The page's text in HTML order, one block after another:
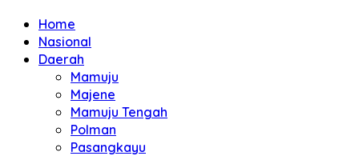
Home
Nasional
Daerah
Mamuju
Majene
Mamuju Tengah
Polman
Pasangkayu